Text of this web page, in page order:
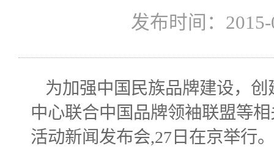
发布时间：
为加强中国民族品牌建设，
中心联合中国品牌领袖联盟等
活动新闻发布会,27日在京举行。